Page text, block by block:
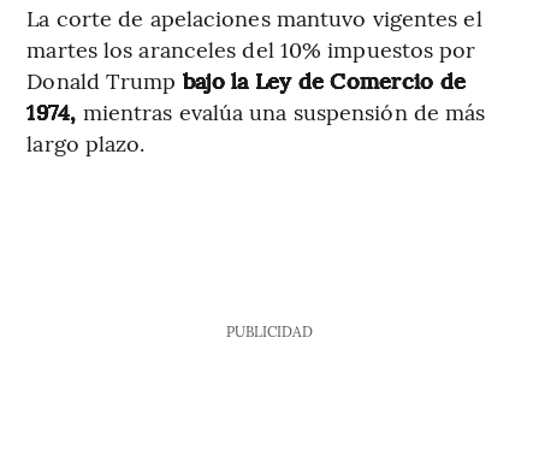
La corte de apelaciones mantuvo vigentes el
martes los aranceles del 10% impuestos por
Donald Trump bajo la Ley de Comercio de
1974, mientras evalúa una suspensión de más
largo plazo.
PUBLICIDAD